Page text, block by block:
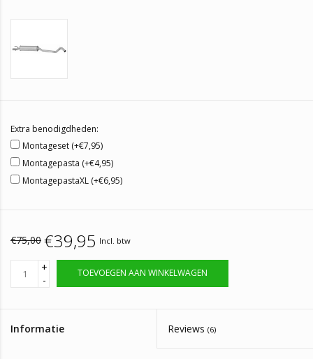
Extra benodigdheden:
Montageset (+€7,95)
Montagepasta (+€4,95)
MontagepastaXL (+€6,95)
€75,00 €39,95 Incl. btw
+
-
TOEVOEGEN AAN WINKELWAGEN
Informatie Reviews (6)